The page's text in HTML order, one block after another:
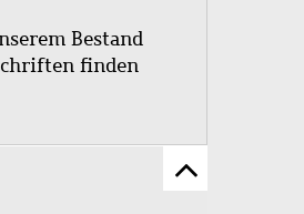
Bestand
finden
Zum